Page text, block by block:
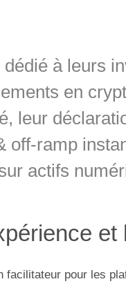
à leurs
en
leur
off-ramp
actifs
facilitateur pour les